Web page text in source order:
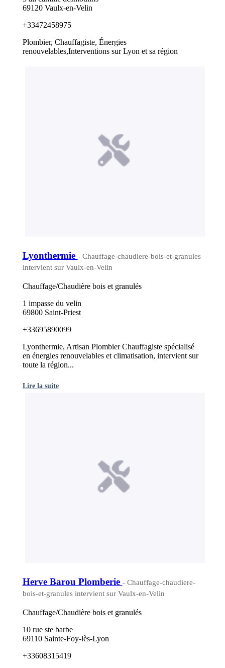
69120 Vaulx-en-Velin
+33472458975
Plombier, Chauffagiste, Énergies
renouvelables,Interventions sur Lyon et sa région
Lyonthermie - Chauffage-chaudiere-bois-et-granules
intervient sur Vaulx-en-Velin
Chauffage/Chaudière bois et granulés
1 impasse du velin
69800 Saint-Priest
+33695890099
Lyonthermie, Artisan Plombier Chauffagiste spécialisé
en énergies renouvelables et climatisation, intervient sur
toute la région...
Lire la suite
Herve Barou Plomberie - Chauffage-chaudiere-
bois-et-granules intervient sur Vaulx-en-Velin
Chauffage/Chaudière bois et granulés
10 rue ste barbe
69110 Sainte-Foy-lès-Lyon
+33608315419